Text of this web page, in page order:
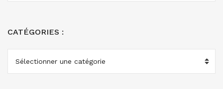
CATÉGORIES :